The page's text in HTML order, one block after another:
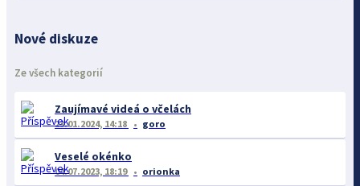
Nové diskuze
Ze všech kategorií
Zaujímavé videá o včelách
23.01.2024, 14:18 goro
Veselé okénko
04.07.2023, 18:19 orionka